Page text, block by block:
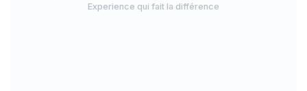
Experience qui fait la différence